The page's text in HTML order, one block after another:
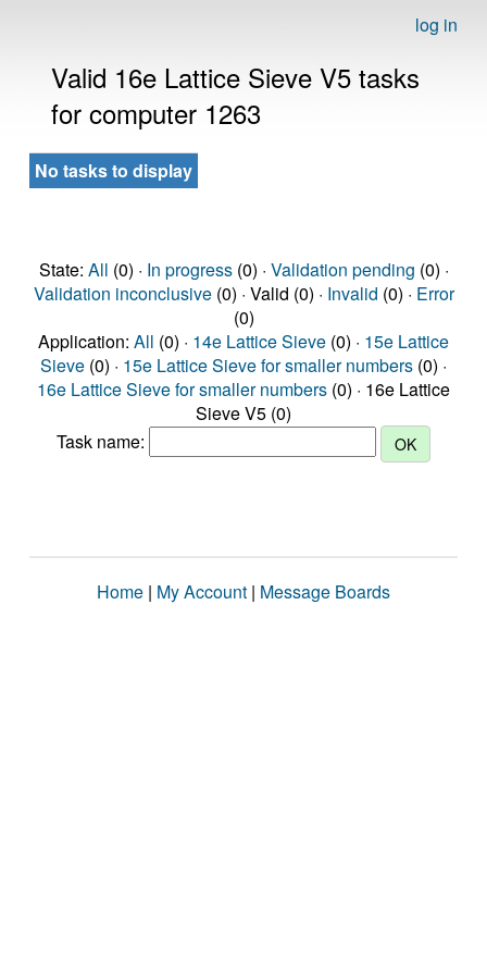
log in
Valid 16e Lattice Sieve V5 tasks
for computer 1263
No tasks to display
State: All (0) · In progress(0) · Validation pending (0) ·
Validation inconclusive(0) · Valid (0) · Invalid (0) · Error
(0)
Application: All (0) · 14e Lattice Sieve (0) · 15e Lattice
Sieve (0) · 15e Lattice Sieve for smaller numbers (0) ·
16e Lattice Sieve for smaller numbers (0) · 16e Lattice
Sieve V5 (0)
Task name:
Home | My Account | Message Boards